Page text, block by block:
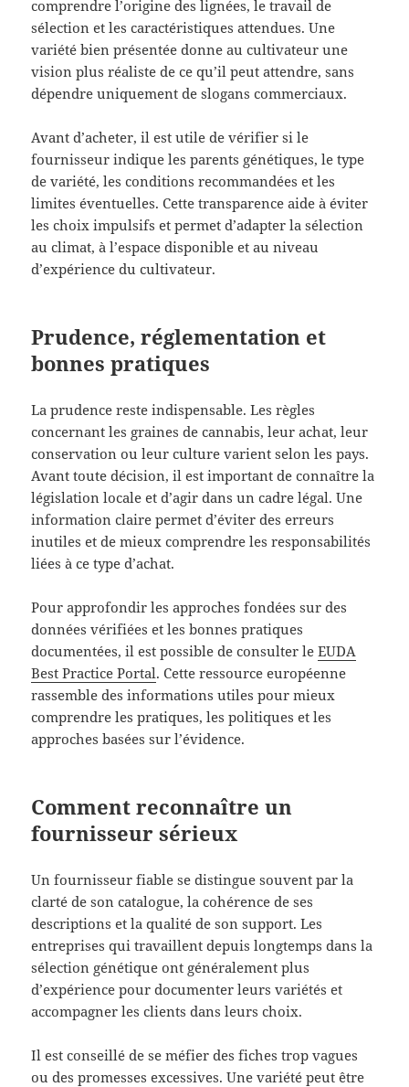
comprendre l’origine des lignées, le travail de
sélection et les caractéristiques attendues. Une
variété bien présentée donne au cultivateur une
vision plus réaliste de ce qu’il peut attendre, sans
dépendre uniquement de slogans commerciaux.
Avant d’acheter, il est utile de vérifier si le
fournisseur indique les parents génétiques, le type
de variété, les conditions recommandées et les
limites éventuelles. Cette transparence aide à éviter
les choix impulsifs et permet d’adapter la sélection
au climat, à l’espace disponible et au niveau
d’expérience du cultivateur.
Prudence, réglementation et
bonnes pratiques
La prudence reste indispensable. Les règles
concernant les graines de cannabis, leur achat, leur
conservation ou leur culture varient selon les pays.
Avant toute décision, il est important de connaître la
législation locale et d’agir dans un cadre légal. Une
information claire permet d’éviter des erreurs
inutiles et de mieux comprendre les responsabilités
liées à ce type d’achat.
Pour approfondir les approches fondées sur des
données vérifiées et les bonnes pratiques
documentées, il est possible de consulter leEUDA
Best Practice Portal. Cette ressource européenne
rassemble des informations utiles pour mieux
comprendre les pratiques, les politiques et les
approches basées sur l’évidence.
Comment reconnaître un
fournisseur sérieux
Un fournisseur fiable se distingue souvent par la
clarté de son catalogue, la cohérence de ses
descriptions et la qualité de son support. Les
entreprises qui travaillent depuis longtemps dans la
sélection génétique ont généralement plus
d’expérience pour documenter leurs variétés et
accompagner les clients dans leurs choix.
Il est conseillé de se méfier des fiches trop vagues
ou des promesses excessives. Une variété peut être